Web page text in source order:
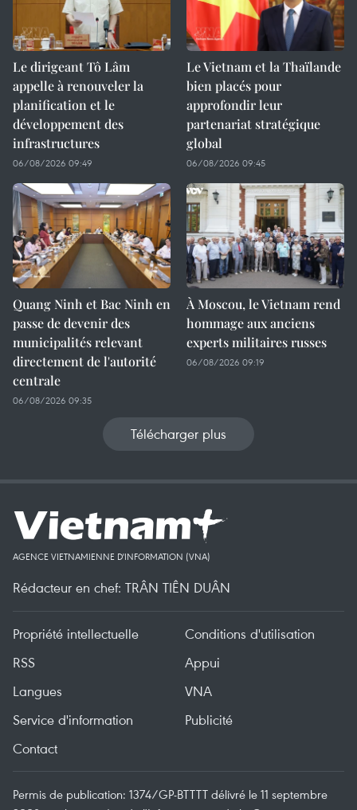
Le dirigeant Tô Lâm
appelle à renouveler la
planification et le
développement des
infrastructures
06/08/2026 09:49
Le Vietnam et la Thaïlande
bien placés pour
approfondir leur
partenariat stratégique
global
06/08/2026 09:45
Quang Ninh et Bac Ninh en
passe de devenir des
municipalités relevant
directement de l'autorité
centrale
06/08/2026 09:35
À Moscou, le Vietnam rend
hommage aux anciens
experts militaires russes
06/08/2026 09:19
Télécharger plus
AGENCE VIETNAMIENNE D'INFORMATION (VNA)
Rédacteur en chef: TRÂN TIÊN DUÂN
Propriété intellectuelle
Conditions d'utilisation
RSS
Appui
Langues
VNA
Service d'information
Publicité
Contact
Permis de publication: 1374/GP-BTTTT délivré le 11 septembre